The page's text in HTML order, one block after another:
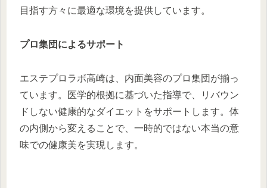
目指す方々に最適な環境を提供しています。
プロ集団によるサポート
エステプロラボ高崎は、内面美容のプロ集団が揃っ
ています。医学的根拠に基づいた指導で、リバウン
ドしない健康的なダイエットをサポートします。体
の内側から変えることで、一時的ではない本当の意
味での健康美を実現します。